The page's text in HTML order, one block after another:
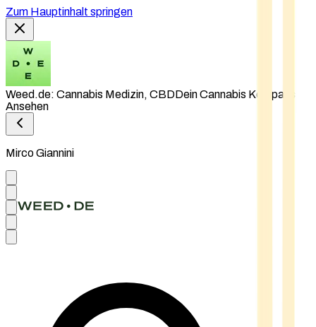
Zum Hauptinhalt springen
Weed.de: Cannabis Medizin, CBDDein Cannabis Kompass
Ansehen
Mirco Giannini